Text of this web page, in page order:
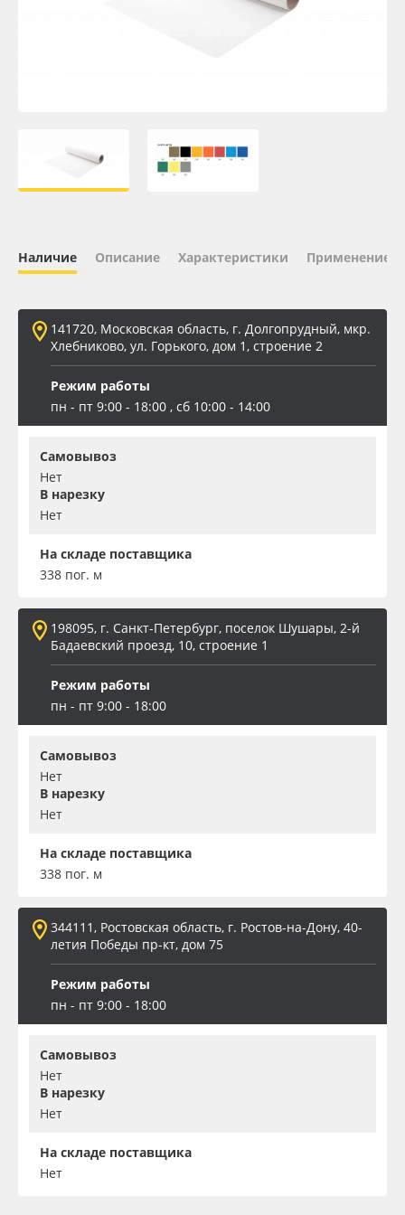
ПЭТ листовой
Вспененный ПВХ
Баннер
Заготовки для сувениров
Наличие Описание Характеристики Применение
141720, Московская область, г. Долгопрудный, мкр.
Хлебниково, ул. Горького, дом 1, строение 2
Режим работы
пн - пт 9:00 - 18:00 , сб 10:00 - 14:00
Самовывоз
Нет
В нарезку
Нет
На складе поставщика
338 пог. м
198095, г. Санкт-Петербург, поселок Шушары, 2-й
Бадаевский проезд, 10, строение 1
Режим работы
пн - пт 9:00 - 18:00
Самовывоз
Нет
В нарезку
Нет
На складе поставщика
338 пог. м
344111, Ростовская область, г. Ростов-на-Дону, 40-
летия Победы пр-кт, дом 75
Режим работы
пн - пт 9:00 - 18:00
Самовывоз
Нет
В нарезку
Нет
На складе поставщика
Нет